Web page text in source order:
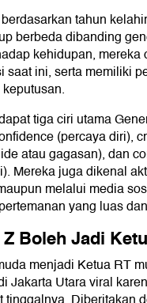
tahun
berbeda dibanding
kehidupan,
saat ini, serta memiliki
tiga ciri utama
(percaya diri),
atau gagasan), dan
Mereka juga dikenal
melalui media
yang luas
Boleh Jadi
menjadi Ketua RT
Jakarta Utara viral